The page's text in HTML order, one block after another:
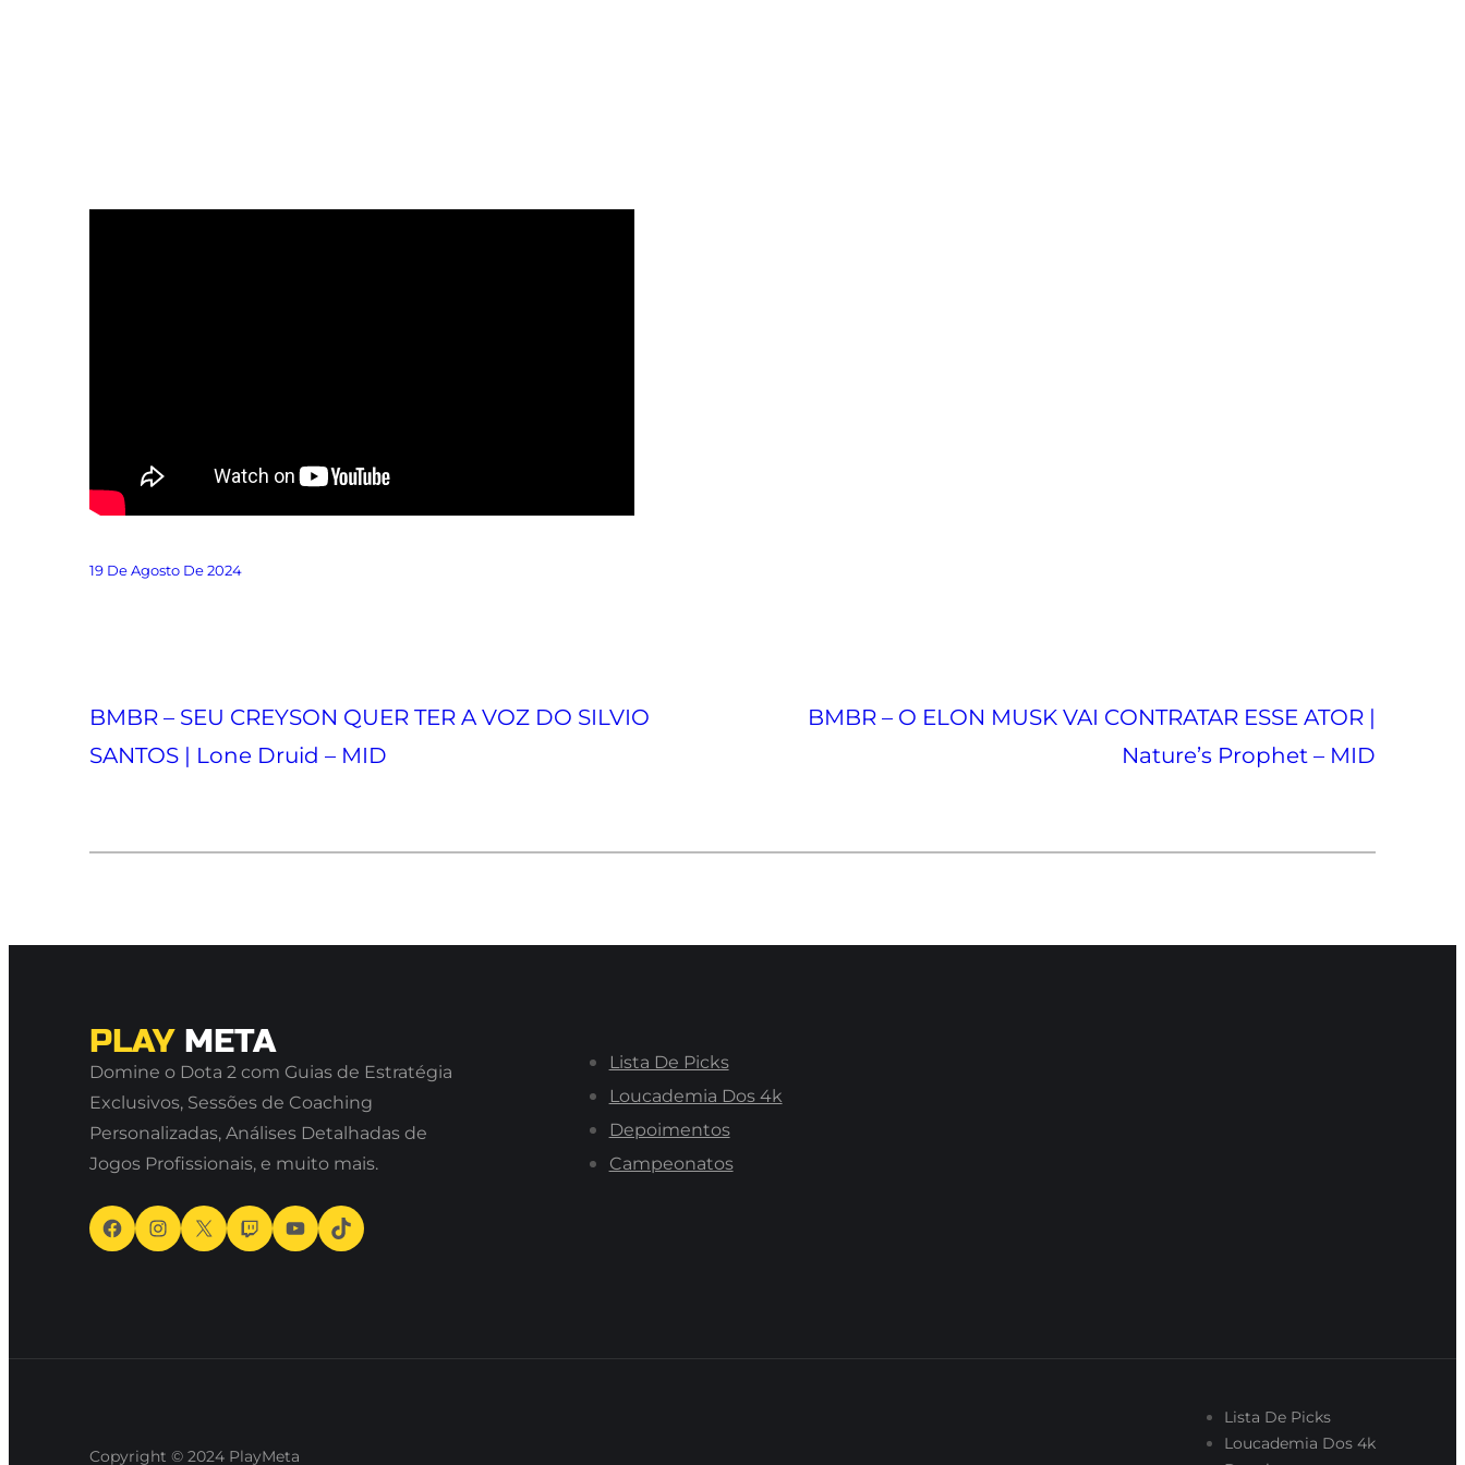
19 De Agosto De 2024
BMBR – SEU CREYSON QUER TER A VOZ DO SILVIO
SANTOS | Lone Druid – MID
BMBR – O ELON MUSK VAI CONTRATAR ESSE ATOR |
Nature’s Prophet – MID
PLAYMETA
Domine o Dota 2 com Guias de Estratégia
Exclusivos, Sessões de Coaching
Personalizadas, Análises Detalhadas de
Jogos Profissionais, e muito mais.
Facebook Instagram X Twitch Youtube TikTok
Lista De Picks
Loucademia Dos 4k
Depoimentos
Campeonatos
Copyright © 2024 PlayMeta
Lista De Picks
Loucademia Dos 4k